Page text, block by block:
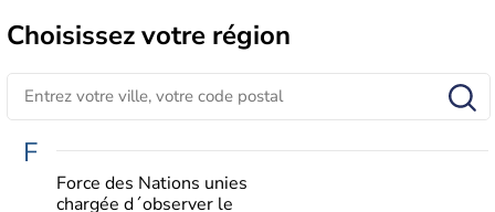
Choisissezvotre région
F
Force des Nations unies
chargée d´observer le